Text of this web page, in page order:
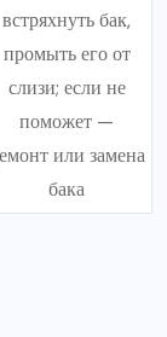
встряхнуть бак,
промыть его от
слизи; если не
поможет —
или замена
бака